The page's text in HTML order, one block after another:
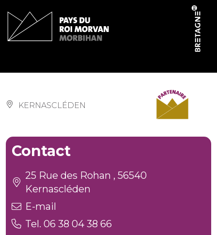
KERNASCLÉDEN
Contact
25 Rue des Rohan , 56540
Kernascléden
E-mail
Tel. 06 38 04 38 66